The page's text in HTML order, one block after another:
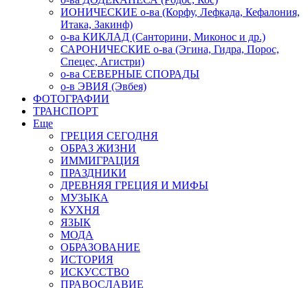
ИОНИЧЕСКИЕ о-ва (Корфу, Лефкада, Кефалония,
Итака, Закинф)
о-ва КИКЛАД (Санторини, Миконос и др.)
САРОНИЧЕСКИЕ о-ва (Эгина, Гидра, Порос,
Спецес, Агистри)
о-ва СЕВЕРНЫЕ СПОРАДЫ
о-в ЭВИЯ (Эвбея)
ФОТОГРАФИИ
ТРАНСПОРТ
Еще
ГРЕЦИЯ СЕГОДНЯ
ОБРАЗ ЖИЗНИ
ИММИГРАЦИЯ
ПРАЗДНИКИ
ДРЕВНЯЯ ГРЕЦИЯ И МИФЫ
МУЗЫКА
КУХНЯ
ЯЗЫК
МОДА
ОБРАЗОВАНИЕ
ИСТОРИЯ
ИСКУССТВО
ПРАВОСЛАВИЕ